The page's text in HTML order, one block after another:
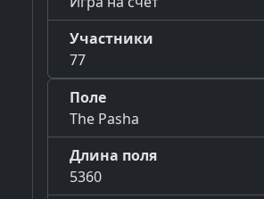
Участники
77
Поле
The Pasha
Длина поля
5360